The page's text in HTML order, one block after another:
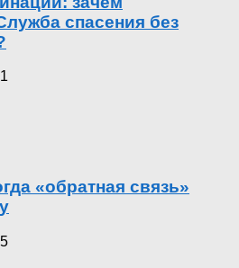
спасения без
«обратная связь»